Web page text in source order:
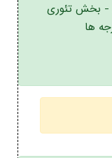
- بخش تئوری
ها